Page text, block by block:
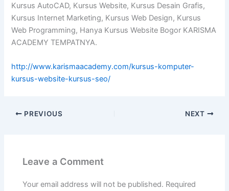
Kursus AutoCAD, Kursus Website, Kursus Desain Grafis,
Kursus Internet Marketing, Kursus Web Design, Kursus
Web Programming, Hanya Kursus Website Bogor KARISMA
ACADEMY TEMPATNYA.
http://www.karismaacademy.com/kursus-komputer-
kursus-website-kursus-seo/
PREVIOUS NEXT
Leave a Comment
Your email address will not be published. Required